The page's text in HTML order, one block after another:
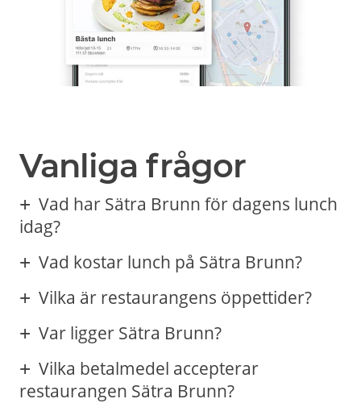
Vanliga frågor
Vad har Sätra Brunn för dagens lunch
idag?
Vad kostar lunch på Sätra Brunn?
Vilka är restaurangens öppettider?
Var ligger Sätra Brunn?
Vilka betalmedel accepterar
restaurangen Sätra Brunn?